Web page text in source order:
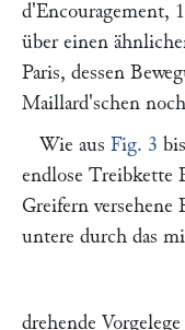
d'Encouragement,
über einen
Paris, dessen
Maillard'schen
Wie aus Fig. 3 bis
endlose Treibkette
Greifern versehene
untere durch das
drehende Vorgelege